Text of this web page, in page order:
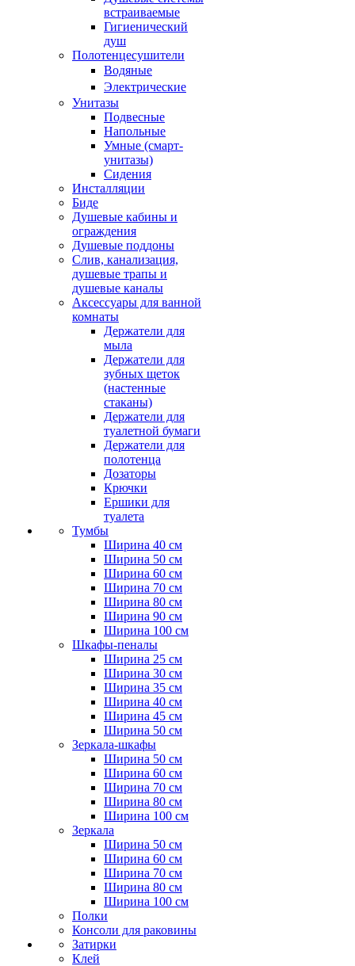
встраиваемые
Гигиенический
душ
Полотенцесушители
ㅤВодяные
ㅤЭлектрические
Унитазы
Подвесные
Напольные
Умные (смарт-
унитазы)
Сидения
Инсталляции
Биде
Душевые кабины и
ограждения
Душевые поддоны
Слив, канализация,
душевые трапы и
душевые каналы
Аксессуары для ванной
комнаты
Держатели для
мыла
Держатели для
зубных щеток
(настенные
стаканы)
Держатели для
туалетной бумаги
Держатели для
полотенца
Дозаторы
Крючки
Ершики для
туалета
Тумбы
Ширина 40 см
Ширина 50 см
Ширина 60 см
Ширина 70 см
Ширина 80 см
Ширина 90 см
Ширина 100 см
Шкафы-пеналы
Ширина 25 см
Ширина 30 см
Ширина 35 см
Ширина 40 см
Ширина 45 см
Ширина 50 см
Зеркала-шкафы
Ширина 50 см
Ширина 60 см
Ширина 70 см
Ширина 80 см
Ширина 100 см
Зеркала
Ширина 50 см
Ширина 60 см
Ширина 70 см
Ширина 80 см
Ширина 100 см
Полки
Консоли для раковины
Затирки
Клей